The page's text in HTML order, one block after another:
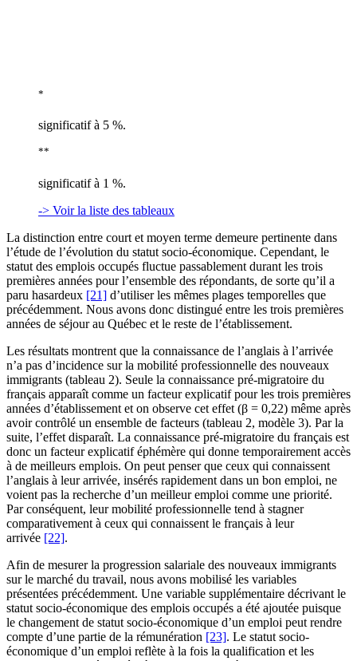
*
significatif à 5 %.
**
significatif à 1 %.
-> Voir la liste des tableaux
La distinction entre court et moyen terme demeure pertinente dans
l’étude de l’évolution du statut socio-économique. Cependant, le
statut des emplois occupés fluctue passablement durant les trois
premières années pour l’ensemble des répondants, de sorte qu’il a
paru hasardeux [21] d’utiliser les mêmes plages temporelles que
précédemment. Nous avons donc distingué entre les trois premières
années de séjour au Québec et le reste de l’établissement.
Les résultats montrent que la connaissance de l’anglais à l’arrivée
n’a pas d’incidence sur la mobilité professionnelle des nouveaux
immigrants (tableau 2). Seule la connaissance pré-migratoire du
français apparaît comme un facteur explicatif pour les trois premières
années d’établissement et on observe cet effet (β = 0,22) même après
avoir contrôlé un ensemble de facteurs (tableau 2, modèle 3). Par la
suite, l’effet disparaît. La connaissance pré-migratoire du français est
donc un facteur explicatif éphémère qui donne temporairement accès
à de meilleurs emplois. On peut penser que ceux qui connaissent
l’anglais à leur arrivée, insérés rapidement dans un bon emploi, ne
voient pas la recherche d’un meilleur emploi comme une priorité.
Par conséquent, leur mobilité professionnelle tend à stagner
comparativement à ceux qui connaissent le français à leur
arrivée [22].
Afin de mesurer la progression salariale des nouveaux immigrants
sur le marché du travail, nous avons mobilisé les variables
présentées précédemment. Une variable supplémentaire décrivant le
statut socio-économique des emplois occupés a été ajoutée puisque
le changement de statut socio-économique d’un emploi peut rendre
compte d’une partie de la rémunération [23]. Le statut socio-
économique d’un emploi reflète à la fois la qualification et les